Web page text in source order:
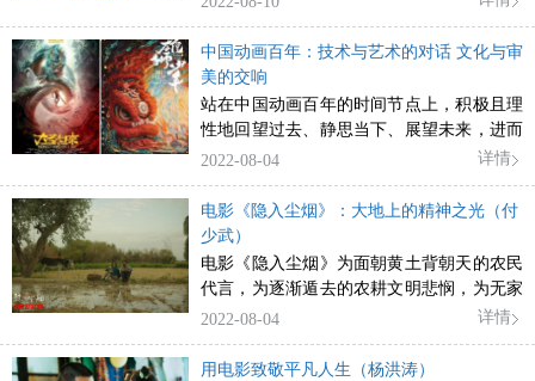
气、柔情与牺牲精神。
中国动画百年：技术与艺术的对话 文化与审
美的交响
站在中国动画百年的时间节点上，积极且理
性地回望过去、静思当下、展望未来，进而
引领中国动画继往开来，开创更为辉煌
每一位中国动画人的使命与职责。
2022-08-04 详情
电影《隐入尘烟》：大地上的精神之光（付
少武）
电影《隐入尘烟》为面朝黄土背朝天的农民
代言，为逐渐遁去的农耕文明悲悯，为无家
可归的流浪者诉说。它让人们从中看到弱者
光芒。
2022-08-04 详情
用电影致敬平凡人生（杨洪涛）